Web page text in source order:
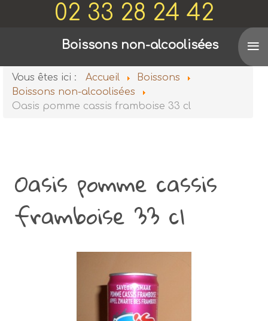
02 33 28 24 42
Voir aussi
Boissons non-alcoolisées ≡
Vous êtes ici : Accueil
Boissons
Boissons non-alcoolisées
Oasis pomme cassis framboise 33 cl
Oasis pomme cassis
framboise 33 cl